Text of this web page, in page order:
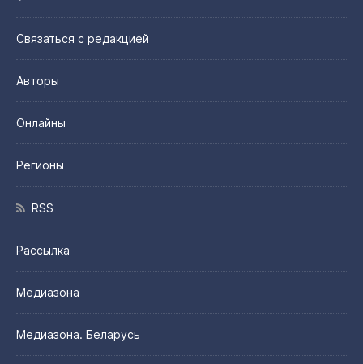
Связаться с редакцией
Авторы
Онлайны
Регионы
RSS
Рассылка
Медиазона
Медиазона. Беларусь